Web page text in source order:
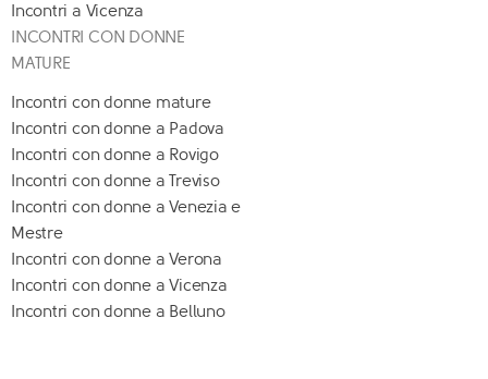
Incontri a Vicenza
INCONTRI CON DONNE
MATURE
Incontri con donne mature
Incontri con donne a Padova
Incontri con donne a Rovigo
Incontri con donne a Treviso
Incontri con donne a Venezia e
Mestre
Incontri con donne a Verona
Incontri con donne a Vicenza
Incontri con donne a Belluno